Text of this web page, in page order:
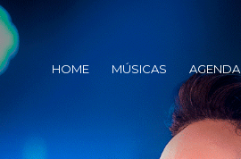
HOME MÚSICAS AGENDA